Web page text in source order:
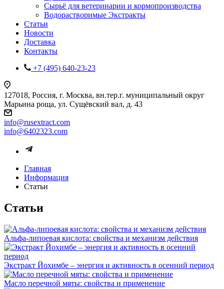
Сырьё для ветеринарии и кормопроизводства
Водорастворимые Экстракты
Статьи
Новости
Доставка
Контакты
+7 (495) 640-23-23
127018, Россия, г. Москва, вн.тер.г. муниципальный округ
Марьина роща, ул. Сущёвский вал, д. 43
info@rusextract.com
info@6402323.com
Главная
Информация
Статьи
Статьи
Альфа-липоевая кислота: свойства и механизм действия
Экстракт Йохимбе – энергия и активность в осенний период
Масло перечной мяты: свойства и применение